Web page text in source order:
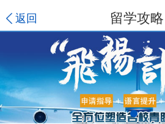
返回 留学攻略